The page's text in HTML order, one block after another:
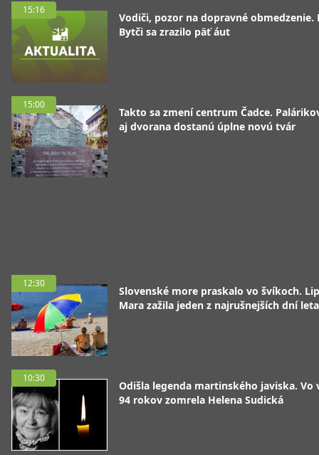
15:16
Vodiči, pozor na dopravné obmedzenie.
Bytči sa zrazilo päť áut
15:00
Takto sa zmení centrum Čadce.
aj dvorana dostanú úplne novú tvár
12:30
Slovenské more praskalo vo švíkoch.
Mara zažila jeden z najrušnejších dní leta
10:30
Odišla legenda martinského javiska. Vo
94 rokov zomrela Helena Sudická